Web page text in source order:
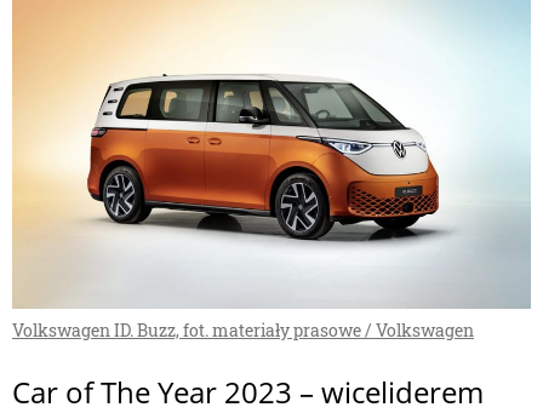
Volkswagen ID. Buzz, fot. materiały prasowe / Volkswagen
Car of The Year 2023 – wiceliderem